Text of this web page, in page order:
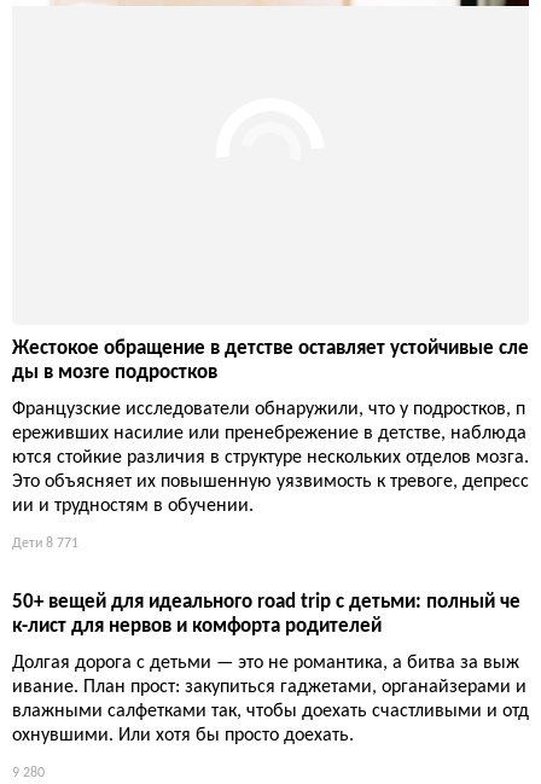
Жестокое обращение в детстве оставляет устойчивые сле
ды в мозге подростков
Французские исследователи обнаружили, что у подростков, п
ереживших насилие или пренебрежение в детстве, наблюда
ются стойкие различия в структуре нескольких отделов мозга.
Это объясняет их повышенную уязвимость к тревоге, депресс
ии и трудностям в обучении.
Дети 8 771